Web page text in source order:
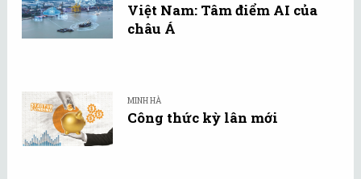
Việt Nam: Tâm điểm AI của
châu Á
MINH HÀ
Công thức kỳ lân mới